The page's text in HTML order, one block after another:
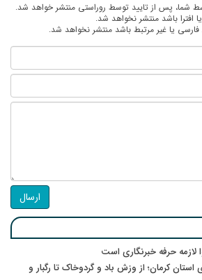
شما، پس از تایید توسط روراستی منتشر خواهد شد.
افترا باشد منتشر نخواهد شد.
فارسی یا غیر مرتبط باشد منتشر نخواهد شد.
ارسال
لازمه حرفه خبرنگاری است
کرمان؛ از وزش باد و گردوخاک تا رگبار و